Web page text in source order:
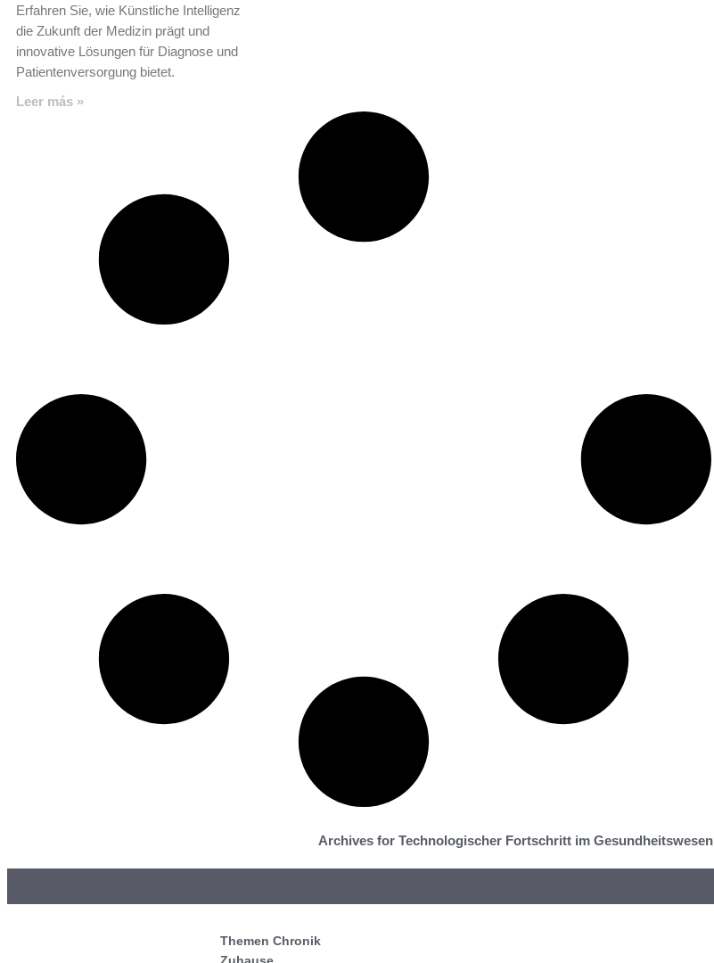
Erfahren Sie, wie Künstliche Intelligenz
die Zukunft der Medizin prägt und
innovative Lösungen für Diagnose und
Patientenversorgung bietet.
Leer más »
Archives for Technologischer Fortschritt im Gesundheitswesen
Themen Chronik